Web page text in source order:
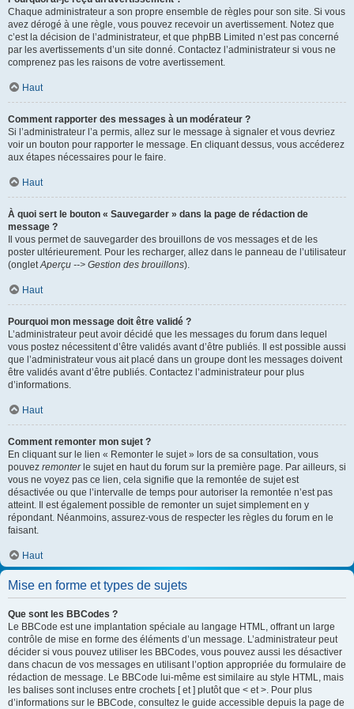
Chaque administrateur a son propre ensemble de règles pour son site. Si vous
avez dérogé à une règle, vous pouvez recevoir un avertissement. Notez que
c’est la décision de l’administrateur, et que phpBB Limited n’est pas concerné
par les avertissements d’un site donné. Contactez l’administrateur si vous ne
comprenez pas les raisons de votre avertissement.
Haut
Comment rapporter des messages à un modérateur ?
Si l’administrateur l’a permis, allez sur le message à signaler et vous devriez
voir un bouton pour rapporter le message. En cliquant dessus, vous accéderez
aux étapes nécessaires pour le faire.
Haut
À quoi sert le bouton « Sauvegarder » dans la page de rédaction de
message ?
Il vous permet de sauvegarder des brouillons de vos messages et de les
poster ultérieurement. Pour les recharger, allez dans le panneau de l’utilisateur
(ongletAperçu --> Gestion des brouillons).
Haut
Pourquoi mon message doit être validé ?
L’administrateur peut avoir décidé que les messages du forum dans lequel
vous postez nécessitent d’être validés avant d’être publiés. Il est possible aussi
que l’administrateur vous ait placé dans un groupe dont les messages doivent
être validés avant d’être publiés. Contactez l’administrateur pour plus
d’informations.
Haut
Comment remonter mon sujet ?
En cliquant sur le lien « Remonter le sujet » lors de sa consultation, vous
pouvez remonterle sujet en haut du forum sur la première page. Par ailleurs, si
vous ne voyez pas ce lien, cela signifie que la remontée de sujet est
désactivée ou que l’intervalle de temps pour autoriser la remontée n’est pas
atteint. Il est également possible de remonter un sujet simplement en y
répondant. Néanmoins, assurez-vous de respecter les règles du forum en le
faisant.
Haut
Mise en forme et types de sujets
Que sont les BBCodes ?
Le BBCode est une implantation spéciale au langage HTML, offrant un large
contrôle de mise en forme des éléments d’un message. L’administrateur peut
décider si vous pouvez utiliser les BBCodes, vous pouvez aussi les désactiver
dans chacun de vos messages en utilisant l’option appropriée du formulaire de
rédaction de message. Le BBCode lui-même est similaire au style HTML, mais
les balises sont incluses entre crochets [ et ] plutôt que < et >. Pour plus
d’informations sur le BBCode, consultez le guide accessible depuis la page de